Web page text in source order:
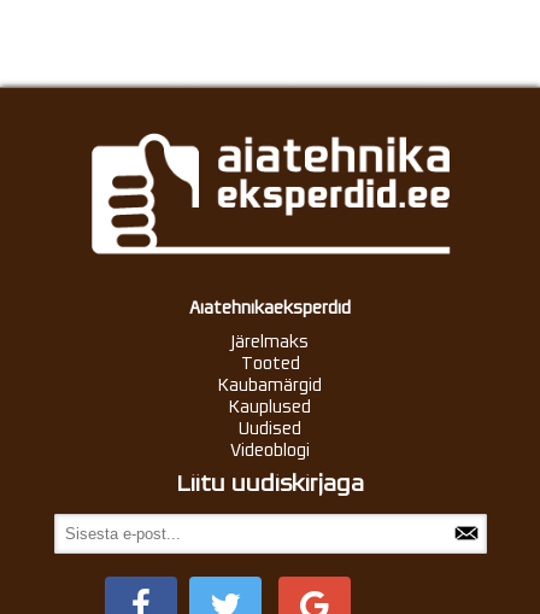
Aiatehnikaeksperdid
Järelmaks
Tooted
Kaubamärgid
Kauplused
Uudised
Videoblogi
Liitu uudiskirjaga